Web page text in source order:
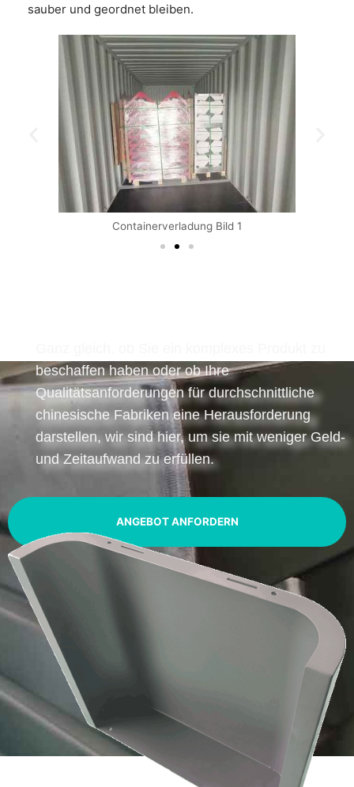
sauber und geordnet bleiben.
Containerverladung Bild 1
beschaffen haben oder ob Ihre
Qualitätsanforderungen für durchschnittliche
chinesische Fabriken eine Herausforderung
darstellen, wir sind hier, um sie mit weniger Geld-
und Zeitaufwand zu erfüllen.
ANGEBOT ANFORDERN